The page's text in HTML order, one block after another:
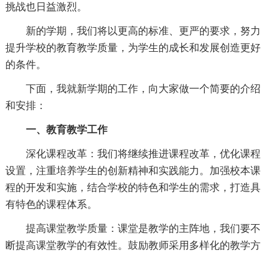
挑战也日益激烈。
新的学期，我们将以更高的标准、更严的要求，努力
提升学校的教育教学质量，为学生的成长和发展创造更好
的条件。
下面，我就新学期的工作，向大家做一个简要的介绍
和安排：
一、教育教学工作
深化课程改革：我们将继续推进课程改革，优化课程
设置，注重培养学生的创新精神和实践能力。加强校本课
程的开发和实施，结合学校的特色和学生的需求，打造具
有特色的课程体系。
提高课堂教学质量：课堂是教学的主阵地，我们要不
断提高课堂教学的有效性。鼓励教师采用多样化的教学方